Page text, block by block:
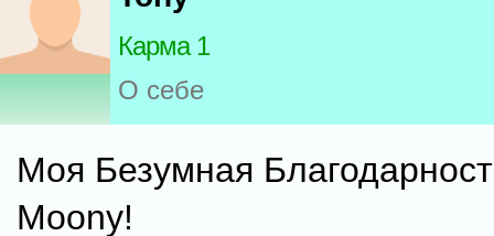
Карма 1
О себе
Моя Безумная
Moony!